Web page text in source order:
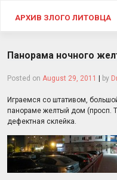
АРХИВ ЗЛОГО ЛИТОВЦА
Панорама ночного
Posted on August 29, 2011 | by
Играемся со штативом,
панораме желтый дом (просп.
дефектная склейка.